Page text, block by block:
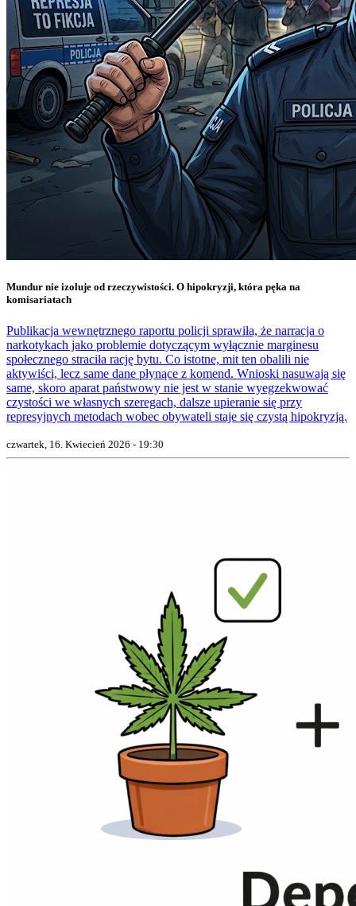
Mundur nie izoluje od rzeczywistości. O hipokryzji, która pęka na
komisariatach
Publikacja wewnętrznego raportu policji sprawiła, że narracja o
narkotykach jako problemie dotyczącym wyłącznie marginesu
społecznego straciła rację bytu. Co istotne, mit ten obalili nie
aktywiści, lecz same dane płynące z komend. Wnioski nasuwają się
same, skoro aparat państwowy nie jest w stanie wyegzekwować
czystości we własnych szeregach, dalsze upieranie się przy
represyjnych metodach wobec obywateli staje się czystą hipokryzją.
czwartek, 16. Kwiecień 2026 - 19:30